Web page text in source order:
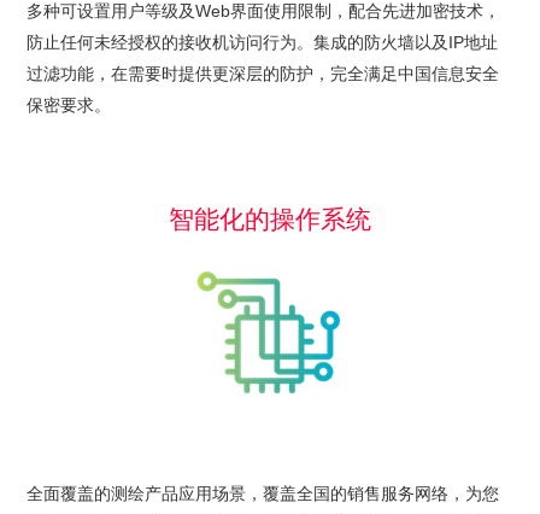
多种可设置用户等级及Web界面使用限制，配合先进加密技术，
防止任何未经授权的接收机访问行为。集成的防火墙以及IP地址
过滤功能，在需要时提供更深层的防护，完全满足中国信息安全
保密要求。
智能化的操作系统
全面覆盖的测绘产品应用场景，覆盖全国的销售服务网络，为您